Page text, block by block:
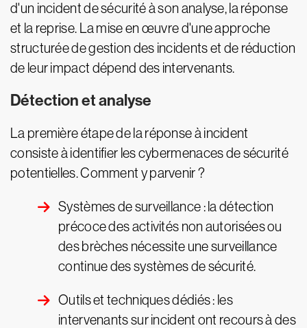
d'un incident de sécurité à son analyse, la réponse
et la reprise. La mise en œuvre d'une approche
structurée de gestion des incidents et de réduction
de leur impact dépend des intervenants.
Détection et analyse
La première étape de la réponse à incident
consiste à identifier les cybermenaces de sécurité
potentielles. Comment y parvenir ?
Systèmes de surveillance : la détection
précoce des activités non autorisées ou
des brèches nécessite une surveillance
continue des systèmes de sécurité.
Outils et techniques dédiés : les
intervenants sur incident ont recours à des